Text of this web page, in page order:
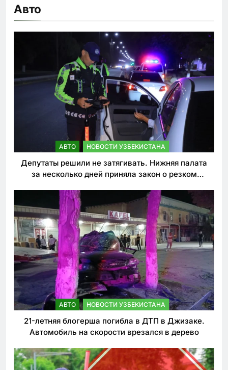
Авто
АВТО НОВОСТИ УЗБЕКИСТАНА
Депутаты решили не затягивать. Нижняя палата
за несколько дней приняла закон о резком
АВТО НОВОСТИ УЗБЕКИСТАНА
21-летняя блогерша погибла в ДТП в Джизаке.
Автомобиль на скорости врезался в дерево